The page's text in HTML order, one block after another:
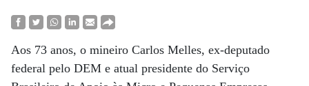
Aos 73 anos, o mineiro Carlos Melles, ex-deputado
federal pelo DEM e atual presidente do Serviço